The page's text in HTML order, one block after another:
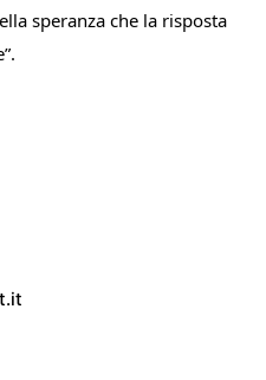
speranza che la risposta
”.